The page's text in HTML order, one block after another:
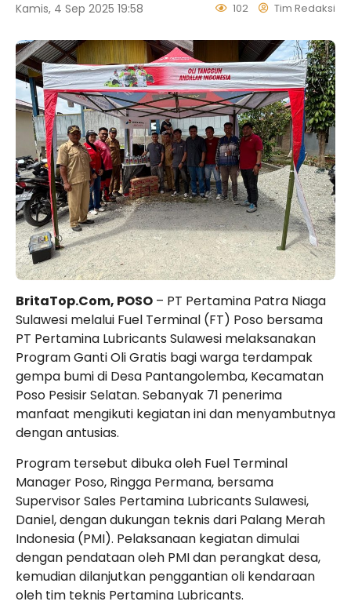
Kamis, 4 Sep 2025 19:58 102 Tim Redaksi
BritaTop.Com, POSO – PT Pertamina Patra Niaga
Sulawesi melalui Fuel Terminal (FT) Poso bersama
PT Pertamina Lubricants Sulawesi melaksanakan
Program Ganti Oli Gratis bagi warga terdampak
gempa bumi di Desa Pantangolemba, Kecamatan
Poso Pesisir Selatan. Sebanyak 71 penerima
manfaat mengikuti kegiatan ini dan menyambutnya
dengan antusias.
Program tersebut dibuka oleh Fuel Terminal
Manager Poso, Ringga Permana, bersama
Supervisor Sales Pertamina Lubricants Sulawesi,
Daniel, dengan dukungan teknis dari Palang Merah
Indonesia (PMI). Pelaksanaan kegiatan dimulai
dengan pendataan oleh PMI dan perangkat desa,
kemudian dilanjutkan penggantian oli kendaraan
oleh tim teknis Pertamina Lubricants.